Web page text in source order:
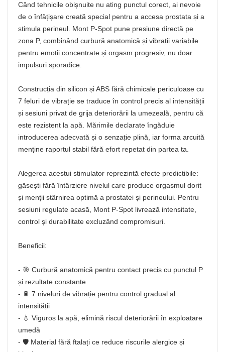
Când tehnicile obișnuite nu ating punctul corect, ai nevoie
de o înfățișare creată special pentru a accesa prostata și a
stimula perineul. Mont P-Spot pune presiune directă pe
zona P, combinând curbură anatomică și vibrații variabile
pentru emoții concentrate și orgasm progresiv, nu doar
impulsuri sporadice.
Construcția din silicon și ABS fără chimicale periculoase cu
7 feluri de vibrație se traduce în control precis al intensității
și sesiuni privat de grija deteriorării la umezeală, pentru că
este rezistent la apă. Mărimile declarate îngăduie
introducerea adecvată și o senzație plină, iar forma arcuită
menține raportul stabil fără efort repetat din partea ta.
Alegerea acestui stimulator reprezintă efecte predictibile:
găsești fără întârziere nivelul care produce orgasmul dorit
și menții stârnirea optimă a prostatei și perineului. Pentru
sesiuni regulate acasă, Mont P-Spot livrează intensitate,
control și durabilitate excluzând compromisuri.
Beneficii:
- 🎯 Curbură anatomică pentru contact precis cu punctul P
și rezultate constante
- 🔋 7 niveluri de vibrație pentru control gradual al
intensității
- 💧 Viguros la apă, elimină riscul deteriorării în exploatare
umedă
- 🛡️ Material fără ftalați ce reduce riscurile alergice și